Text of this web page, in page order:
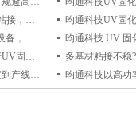
昀通科技UV固化设备适配电子封装与排线粘接，冷光源UV固化杜绝高温损伤
镜头模组固化为何选昀通科技UVLED固化设备，它能保障光学粘接牢固与透光稳定
昀通科技以高功率芯片与智能控制成为国产UV固化设备优选品牌
昀通科技全系列 UV 固化设备适配从实验室到产线全场景，赋能产线高效固化